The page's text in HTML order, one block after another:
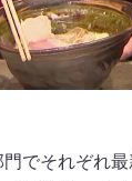
でそれぞれ